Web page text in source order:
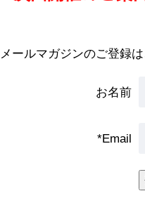
メールマガジンのご登録は
お名前
*Email